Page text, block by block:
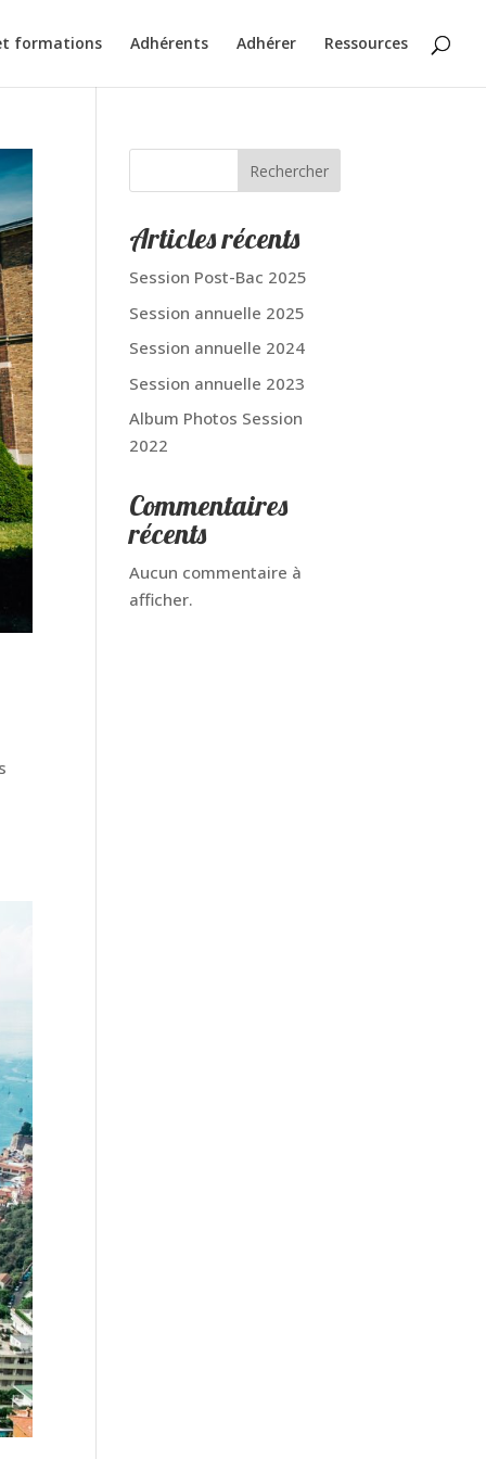
formations Adhérents Adhérer Ressources
Rechercher
Articles récents
Session Post-Bac 2025
Session annuelle 2025
Session annuelle 2024
Session annuelle 2023
Album Photos Session
2022
Commentaires
récents
Aucun commentaire à
afficher.